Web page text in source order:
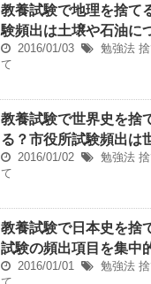
教養試験で地理を捨て
験頻出は土壌や石油に
2016/01/03 勉強法
て
教養試験で世界史を捨
る？市役所試験頻出は
2016/01/02 勉強法
て
教養試験で日本史を捨
試験の頻出項目を集中
2016/01/01 勉強法